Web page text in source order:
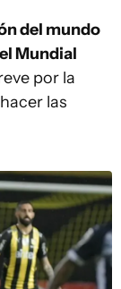
del mundo
Mundial
por la
las